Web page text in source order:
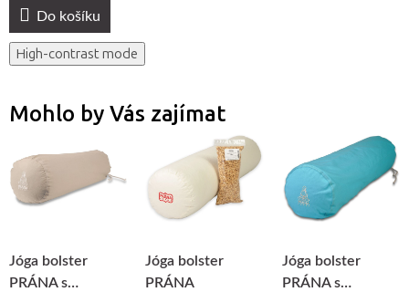
Do košíku
High-contrast mode
Mohlo by Vás zajímat
Jóga bolster
PRÁNA s
Jóga bolster
PRÁNA
Jóga bolster
PRÁNA s